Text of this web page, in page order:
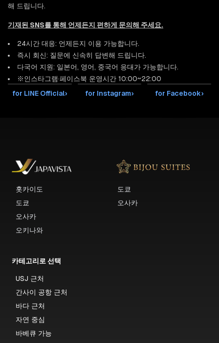
해 드립니다.
기재된 SNS를 통해 언제든지 편하게 문의해 주세요.
24시간 대응: 언제든지 이용 가능합니다.
즉시 회신: 질문에 신속히 답변해 드립니다.
다국어 지원: 일본어, 영어, 중국어 응대가 가능합니다.
※인스타그램·페이스북 운영시간 10:00~22:00
for LINE Official› for Instagram› for Facebook›
홋카이도
도쿄
오사카
오키나와
도쿄
오사카
카테고리로 선택
USJ 근처
간사이 공항 근처
바다 근처
자연 중심
바베큐 가능